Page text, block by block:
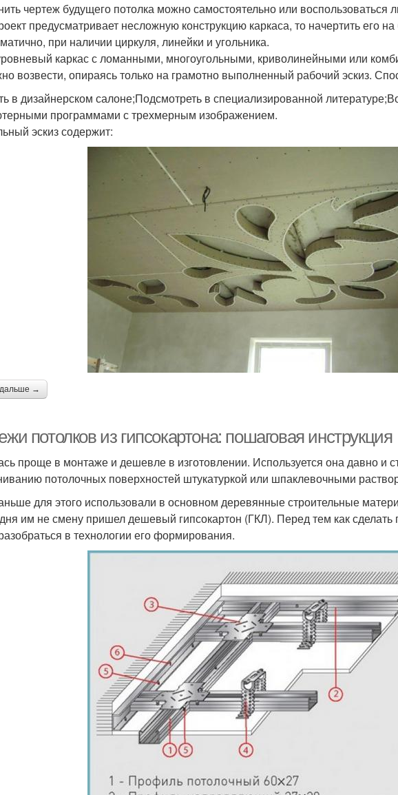
чертеж будущего потолка можно самостоятельно или
предусматривает несложную конструкцию каркаса, то начертить его на
при наличии циркуля, линейки и угольника.
каркас с ломанными, многоугольными, криволинейными или
возвести, опираясь только на грамотно выполненный рабочий эскиз.
в дизайнерском салоне;Подсмотреть в специализированной
программами с трехмерным изображением.
эскиз содержит:
дальше →
потолков из гипсокартона: пошаговая инструкция
проще в монтаже и дешевле в изготовлении. Используется она давно и
потолочных поверхностей штукатуркой или шпаклевочными
для этого использовали в основном деревянные строительные
им не смену пришел дешевый гипсокартон (ГКЛ). Перед тем как сделать
в технологии его формирования.